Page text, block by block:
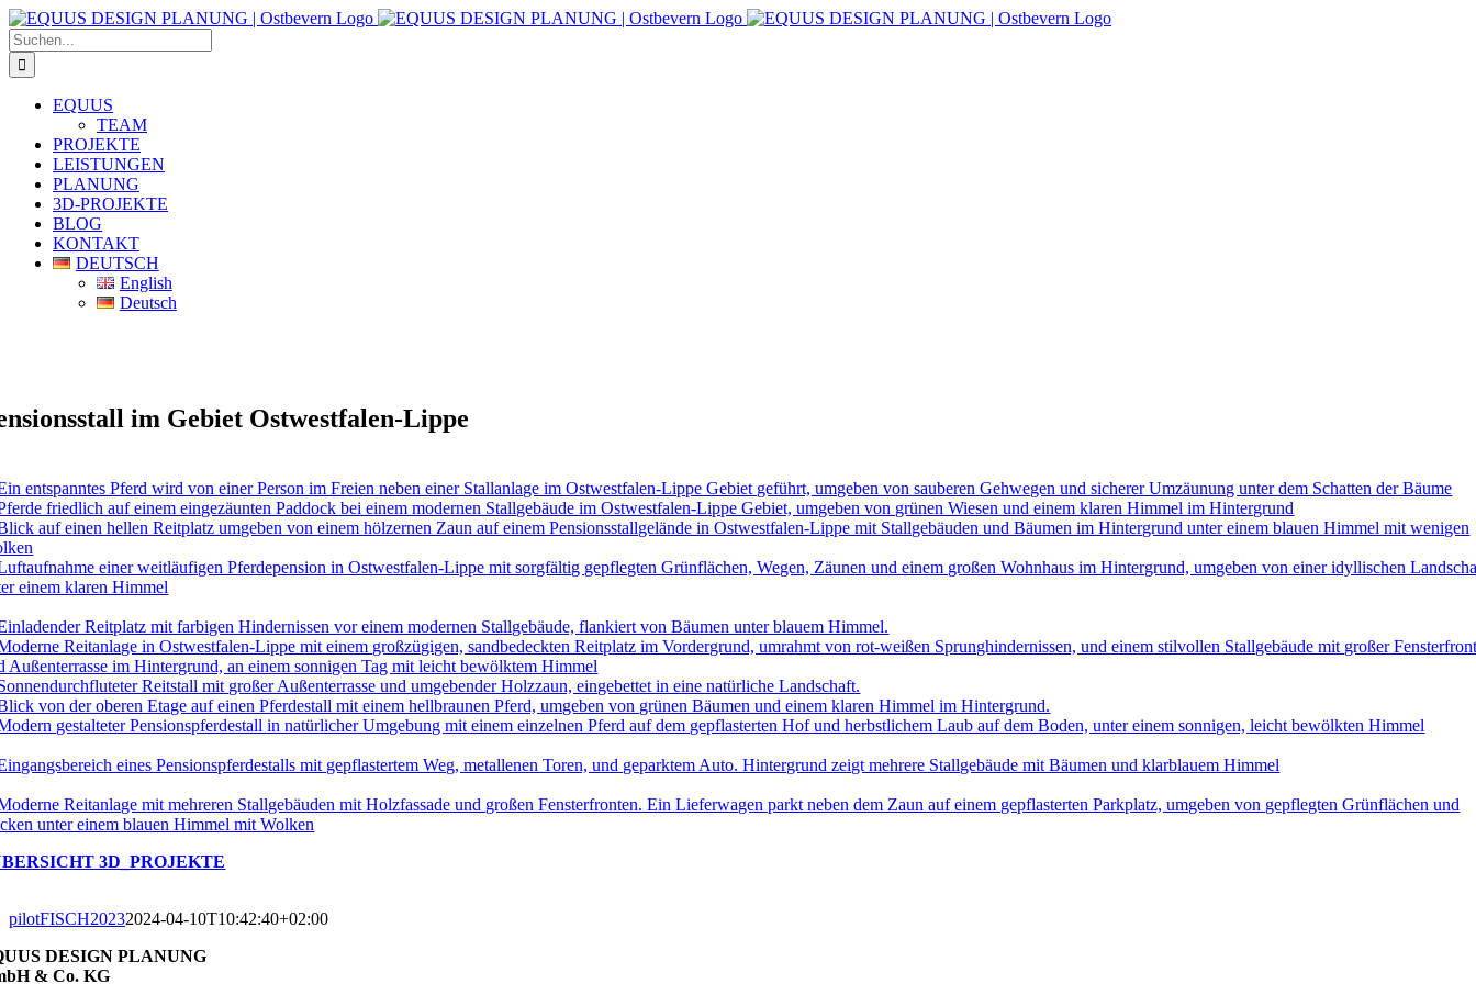
Zum
Inhalt
springen
Suche
nach:
EQUUS
TEAM
PROJEKTE
LEISTUNGEN
PLANUNG
3D-PROJEKTE
BLOG
KONTAKT
DEUTSCH
English
Deutsch
im Gebiet Ostwestfalen-Lippe
3D_PROJEKTE
pilotFISCH20232024-04-10T10:42:40+02:00
DESIGN PLANUNG
& Co. KG